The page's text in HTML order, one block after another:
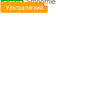
Ультралёгкий